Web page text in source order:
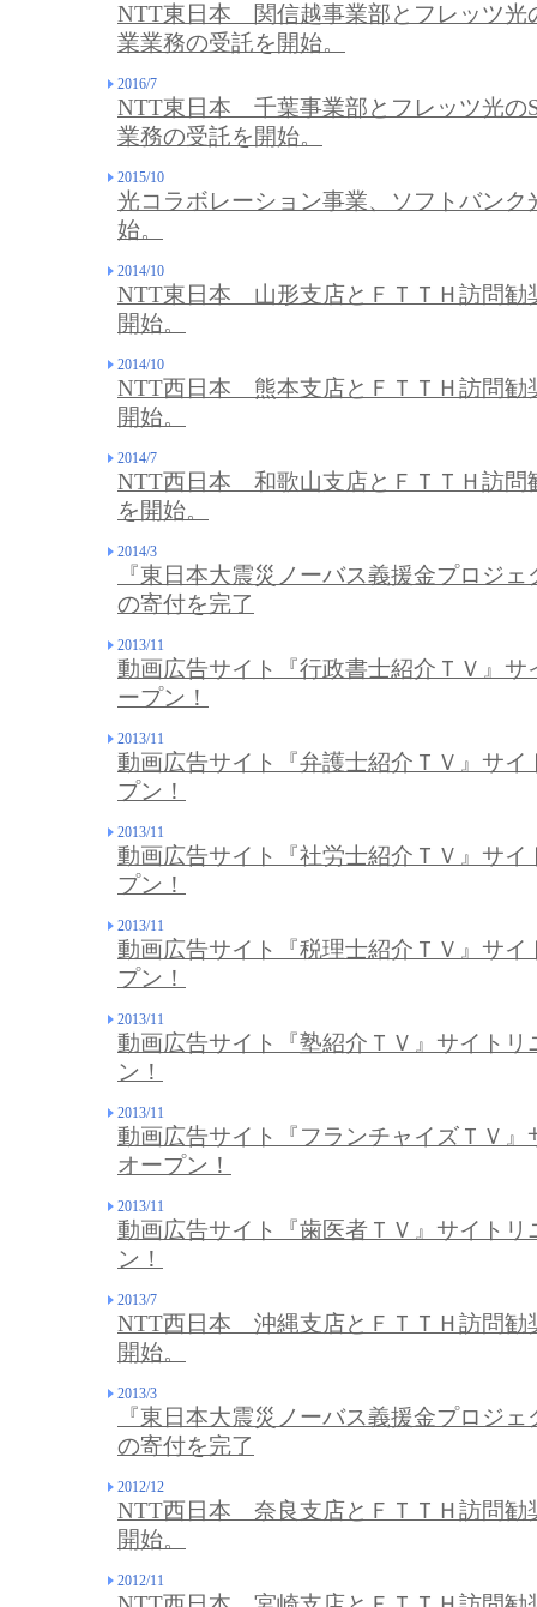
NTT東日本 関信越事業部とフレッツ光
業業務の受託を開始。
2016/7
NTT東日本 千葉事業部とフレッツ光の
業務の受託を開始。
2015/10
光コラボレーション事業、ソフトバンク
始。
2014/10
NTT東日本 山形支店とＦＴＴＨ訪問勧
開始。
2014/10
NTT西日本 熊本支店とＦＴＴＨ訪問勧
開始。
2014/7
NTT西日本 和歌山支店とＦＴＴＨ訪問
を開始。
2014/3
『東日本大震災ノーバス義援金プロジ
の寄付を完了
2013/11
動画広告サイト『行政書士紹介ＴＶ』サ
ープン！
2013/11
動画広告サイト『弁護士紹介ＴＶ』サイ
プン！
2013/11
動画広告サイト『社労士紹介ＴＶ』サイ
プン！
2013/11
動画広告サイト『税理士紹介ＴＶ』サイ
プン！
2013/11
動画広告サイト『塾紹介ＴＶ』サイトリ
ン！
2013/11
動画広告サイト『フランチャイズＴＶ』
オープン！
2013/11
動画広告サイト『歯医者ＴＶ』サイトリ
ン！
2013/7
NTT西日本 沖縄支店とＦＴＴＨ訪問勧
開始。
2013/3
『東日本大震災ノーバス義援金プロジ
の寄付を完了
2012/12
NTT西日本 奈良支店とＦＴＴＨ訪問勧
開始。
2012/11